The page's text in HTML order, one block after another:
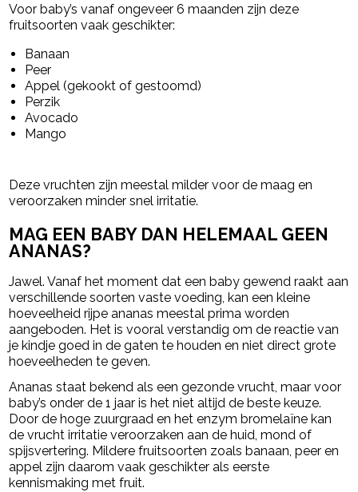
Voor baby’s vanaf ongeveer 6 maanden zijn deze
fruitsoorten vaak geschikter:
Banaan
Peer
Appel (gekookt of gestoomd)
Perzik
Avocado
Mango
Deze vruchten zijn meestal milder voor de maag en
veroorzaken minder snel irritatie.
MAG EEN BABY DAN HELEMAAL GEEN
ANANAS?
Jawel. Vanaf het moment dat een baby gewend raakt aan
verschillende soorten vaste voeding, kan een kleine
hoeveelheid rijpe ananas meestal prima worden
aangeboden. Het is vooral verstandig om de reactie van
je kindje goed in de gaten te houden en niet direct grote
hoeveelheden te geven.
Ananas staat bekend als een gezonde vrucht, maar voor
baby’s onder de 1 jaar is het niet altijd de beste keuze.
Door de hoge zuurgraad en het enzym bromelaïne kan
de vrucht irritatie veroorzaken aan de huid, mond of
spijsvertering. Mildere fruitsoorten zoals banaan, peer en
appel zijn daarom vaak geschikter als eerste
kennismaking met fruit.